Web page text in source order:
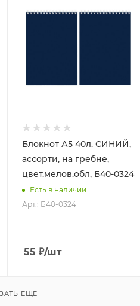
Блокнот А5 40л. СИНИЙ,
ассорти, на гребне,
цвет.мелов.обл, Б40-0324
Есть в наличии
Арт.: Б40-0324
55 ₽/шт
ЕЩЕ